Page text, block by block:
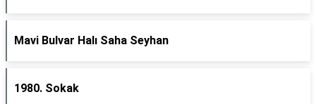
Mavi Bulvar Halı Saha Seyhan
1980. Sokak